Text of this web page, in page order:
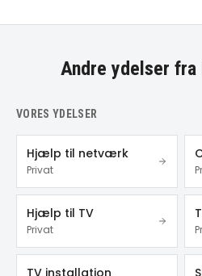
Andre ydelser fra
VORES YDELSER
Hjælp til netværk
Privat
Hjælp til TV
Privat
TV installation